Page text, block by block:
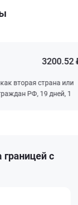
3200.52 ₽
вторая страна или
РФ, 19 дней, 1
с